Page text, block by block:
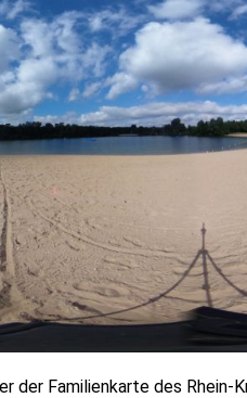
der Familienkarte des